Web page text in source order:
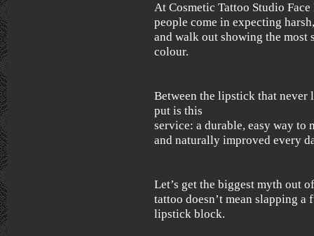
At Cosmetic Tattoo Studio
people come in expecting
and walk out showing the most
colour.
Between the lipstick that never
put is this
service: a durable, easy way
and naturally improved every
Let’s get the biggest myth out
tattoo doesn’t mean slapping a
lipstick block.